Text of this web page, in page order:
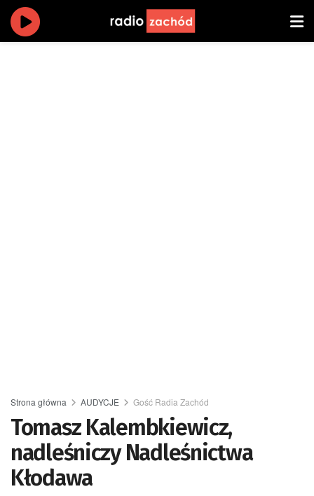
Strona główna AUDYCJE Gość Radia Zachód
Tomasz Kalembkiewicz,
nadleśniczy Nadleśnictwa
Kłodawa